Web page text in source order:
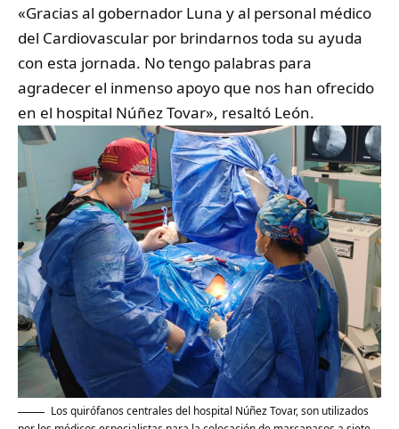
«Gracias al gobernador Luna y al personal médico
del Cardiovascular por brindarnos toda su ayuda
con esta jornada. No tengo palabras para
agradecer el inmenso apoyo que nos han ofrecido
en el hospital Núñez Tovar», resaltó León.
Los quirófanos centrales del hospital Núñez Tovar, son utilizados